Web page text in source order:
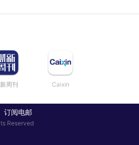
周刊 Caixin
订阅电邮
Reserved